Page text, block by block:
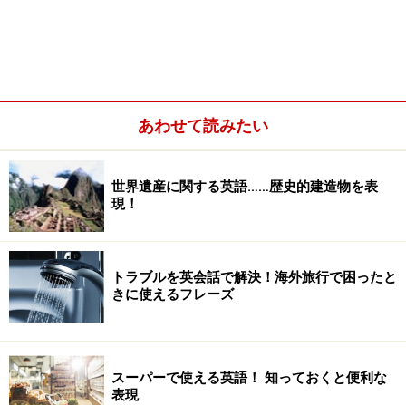
あわせて読みたい
世界遺産に関する英語……歴史的建造物を表
現！
トラブルを英会話で解決！海外旅行で困ったと
きに使えるフレーズ
スーパーで使える英語！ 知っておくと便利な
表現